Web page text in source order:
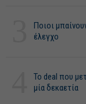
Ποιοι
έλεγχο
Το deal που
μία δεκαετία